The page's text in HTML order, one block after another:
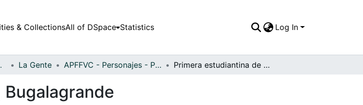
& CollectionsAll of DSpace Statistics Log In
del Cauca La Gente APFFVC - Personajes - Patrimonial Primera estudiantina de IMPA, Bugalagrande